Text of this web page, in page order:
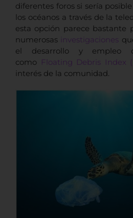
diferentes foros si sería
los océanos a través de la
esta opción parece bastante
numerosas investigaciones
el desarrollo y empleo
como Floating Debris Index
interés de la comunidad.